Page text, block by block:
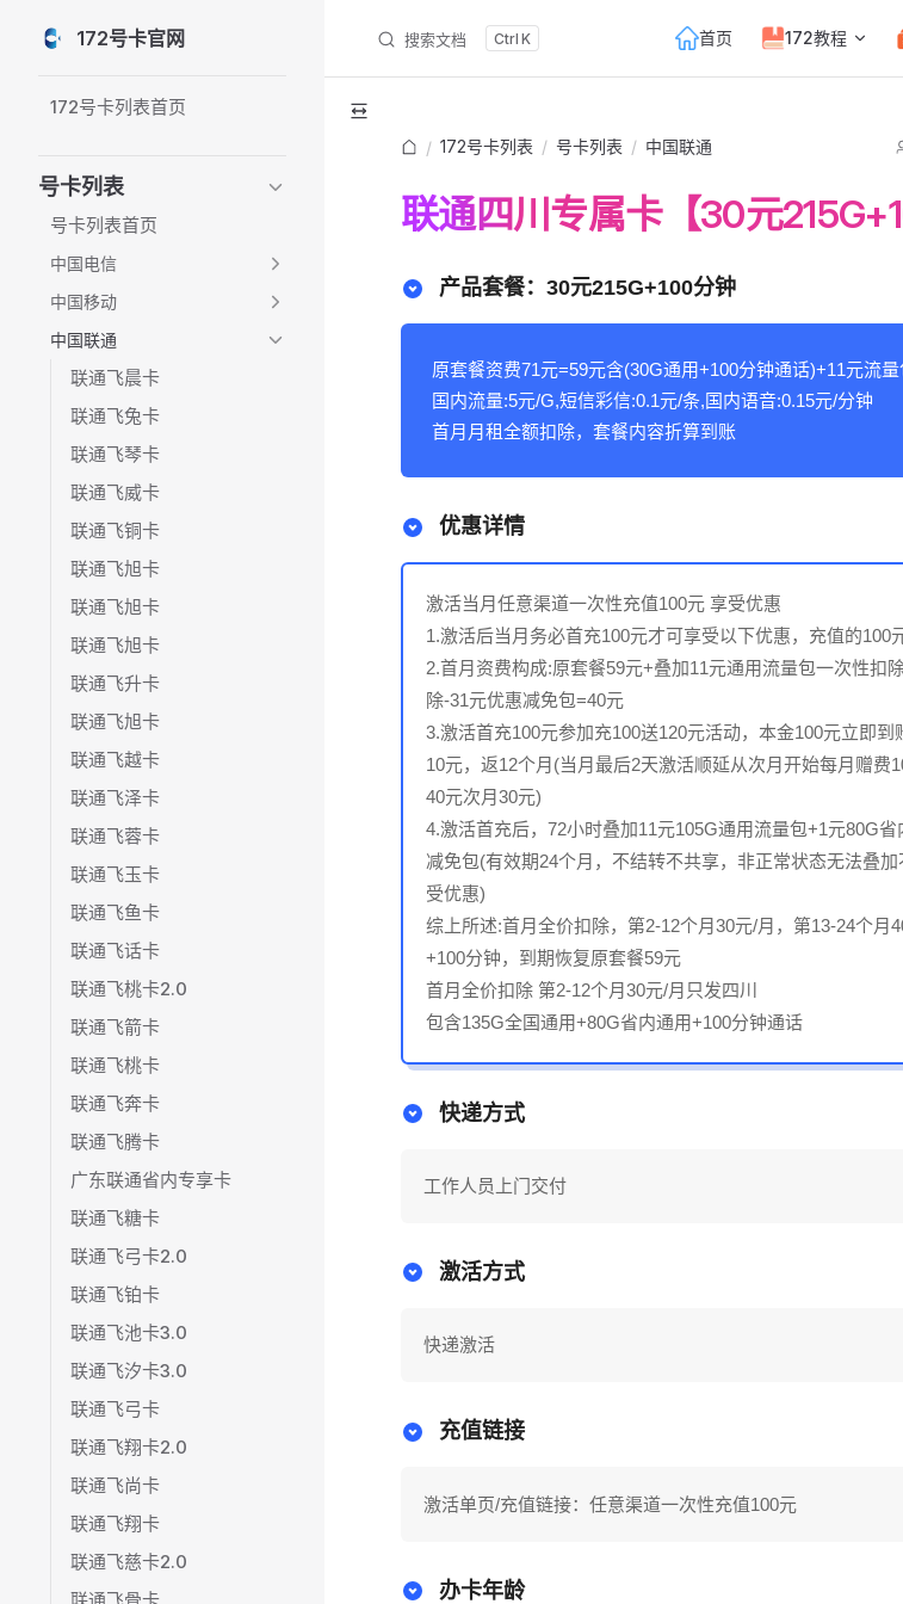
Skip to content
172号卡官网 搜索文档 K 首页 172教程
172号卡列表首页
号卡列表
号卡列表首页
中国电信
中国移动
中国联通
联通飞晨卡
联通飞兔卡
联通飞琴卡
联通飞威卡
联通飞铜卡
联通飞旭卡
联通飞旭卡
联通飞旭卡
联通飞升卡
联通飞旭卡
联通飞越卡
联通飞泽卡
联通飞蓉卡
联通飞玉卡
联通飞鱼卡
联通飞话卡
联通飞桃卡2.0
联通飞箭卡
联通飞桃卡
联通飞奔卡
联通飞腾卡
广东联通省内专享卡
联通飞糖卡
联通飞弓卡2.0
联通飞铂卡
联通飞池卡3.0
联通飞汐卡3.0
联通飞弓卡
联通飞翔卡2.0
联通飞尚卡
联通飞翔卡
联通飞慈卡2.0
/ 172号卡列表 / 号卡列表 / 中国联通
联通四川专属卡【30元
产品套餐：30元215G+100分钟
原套餐资费71元=59元含(30G通用+100分钟通话)+11元流
国内流量:5元/G,短信彩信:0.1元/条,国内语音:0.15元/分钟
首月月租全额扣除，套餐内容折算到账
优惠详情
激活当月任意渠道一次性充值100元 享受优惠
1.激活后当月务必首充100元才可享受以下优惠，充值的100
2.首月资费构成:原套餐59元+叠加11元通用流量包一次性扣
除-31元优惠减免包=40元
3.激活首充100元参加充100送120元活动，本金100元立即
10元，返12个月(当月最后2天激活顺延从次月开始每月赠费
40元次月30元)
4.激活首充后，72小时叠加11元105G通用流量包+1元80G
减免包(有效期24个月，不结转不共享，非正常状态无法叠
受优惠)
综上所述:首月全价扣除，第2-12个月30元/月，第13-24个月
+100分钟，到期恢复原套餐59元
首月全价扣除 第2-12个月30元/月只发四川
包含135G全国通用+80G省内通用+100分钟通话
快递方式
工作人员上门交付
激活方式
快递激活
充值链接
激活单页/充值链接：任意渠道一次性充值100元
办卡年龄